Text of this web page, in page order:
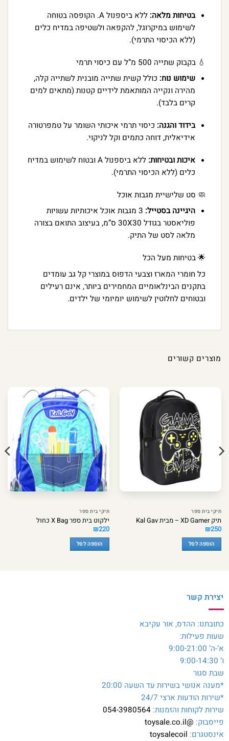
בטיחות מלאה:
ללא ביספנול A. הקופסה בטוחה
לשימוש במיקרוגל, להקפאה ולשטיפה במדיח כלים
(ללא הכיסוי התרמי).
💧 בקבוק שתייה 500 מ”ל עם כיסוי תרמי
שימוש נוח: כולל קשית שתייה מובנית לשתייה קלה,
מהירה ונקייה המותאמת לידיים קטנות (מתאים למים
קרים בלבד).
בידוד והגנה: כיסוי תרמי איכותי השומר על טמפרטורה
אידיאלית, דוחה כתמים וקל לניקוי.
איכות ובטיחות:
ללא ביספנול A ובטוח לשימוש במדיח
כלים (ללא הכיסוי התרמי).
🧼 סט שלישיית מגבות אוכל
היגיינה בסטייל:
3 מגבות אוכל איכותיות עשויות
פוליאסטר בגודל 30X30 ס”מ, בעיצוב התואם בצורה
מלאה לסט של התיק.
🌟 בטיחות מעל הכל
כל חומרי המארז וצבעי הדפוס במוצרי קל גב עומדים
בתקנים הבינלאומיים המחמירים ביותר, אינם רעילים
ובטוחים לחלוטין לשימוש יומיומי של ילדים.
מוצרים קשורים
תיקי בית ספר
תיק XD Gamer – מבית Kal Gav
₪250
הוספה לסל
תיקי בית ספר
ילקוט בית ספר X Bag כחול
₪220
הוספה לסל
יצירת קשר
כתובתנו: ההדס, אור עקיבא
שעות פעילות:
א’-ה’ 9:00-21:00
ו’ 9:00-14:30
שבת סגור
*מענה אנושי בשירות עד השעה 20:00
*שירות הודעות ארצי 24/7
שירות לקוחות והזמנות: 054-3980564
פייסבוק: @toysale.co.il
אינסטגרם: toysalecoil